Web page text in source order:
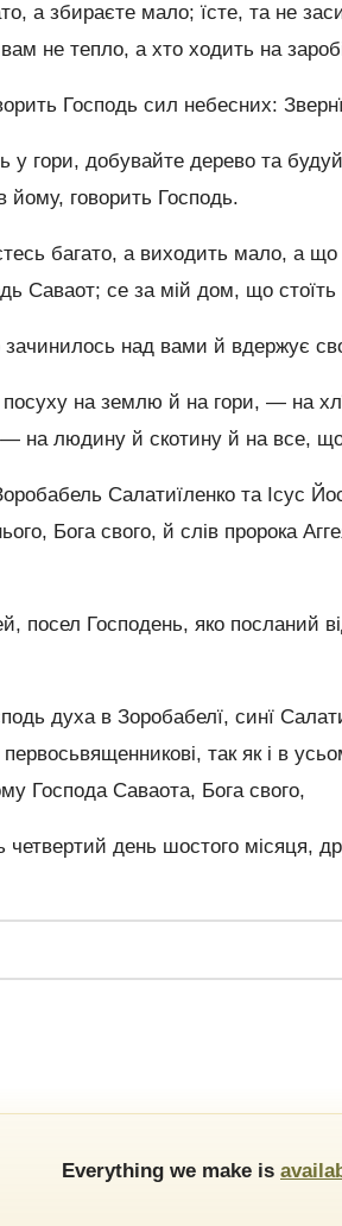
а збираєте мало; їсте, та не
не тепло, а хто ходить на
Господь сил небесних:
у гори, добувайте дерево та
йому, говорить Господь.
багато, а виходить мало, а
Саваот; се за мій дом, що
над вами й вдержує
посуху на землю й на гори, — на
на людину й скотину й на все,
Салатиїленко та Ісус
Бога свого, й слів пророка
посел Господень, яко посланий
духа в Зоробабелї, синї
первосьвященникові, так як і в
Господа Саваота, Бога свого,
день шостого місяця,
Everything we make is